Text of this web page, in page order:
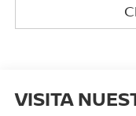
VISITA